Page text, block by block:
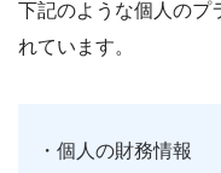
下記のような個人のプ
れています。
・個人の財務情報